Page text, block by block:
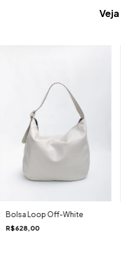
Bolsa Loop Off-White
R$628,00